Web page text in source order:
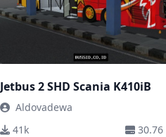
Jetbus 2 SHD Scania K410iB
Aldovadewa
41k
30.76